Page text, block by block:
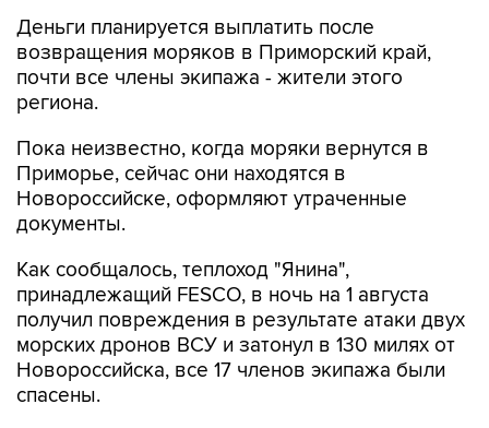
Деньги планируется выплатить после
возвращения моряков в Приморский край,
почти все члены экипажа - жители этого
региона.
Пока неизвестно, когда моряки вернутся в
Приморье, сейчас они находятся в
Новороссийске, оформляют утраченные
документы.
Как сообщалось, теплоход "Янина",
принадлежащий FESCO, в ночь на 1 августа
получил повреждения в результате атаки двух
морских дронов ВСУ и затонул в 130 милях от
Новороссийска, все 17 членов экипажа были
спасены.